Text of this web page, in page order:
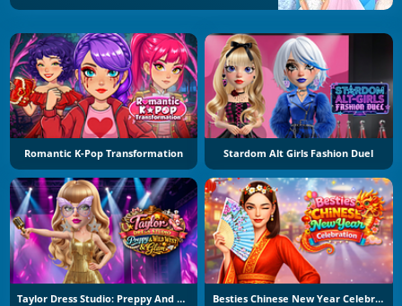
Romantic K-Pop Transformation Stardom Alt Girls Fashion Duel
Taylor Dress Studio: Preppy And Wild West Glam Besties Chinese New Year Celebration